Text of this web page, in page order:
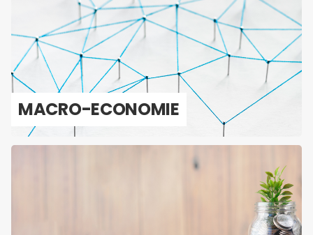
MACRO-​ECONOMIE